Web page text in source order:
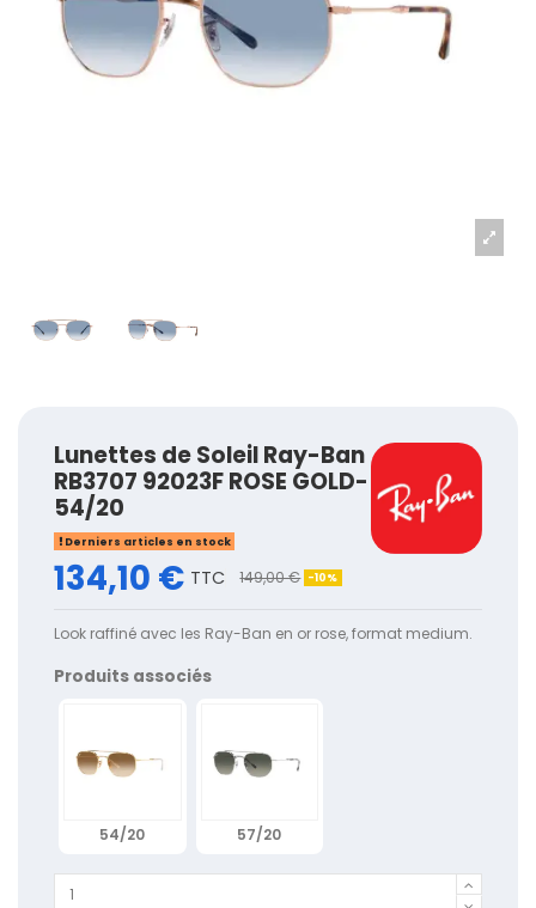
Lunettes de Soleil Ray-Ban
RB3707 92023F ROSE GOLD-
54/20
Derniers articles en stock
134,10 € TTC 149,00 € -10%
Look raffiné avec les Ray-Ban en or rose, format medium.
Produits associés
54/20 57/20